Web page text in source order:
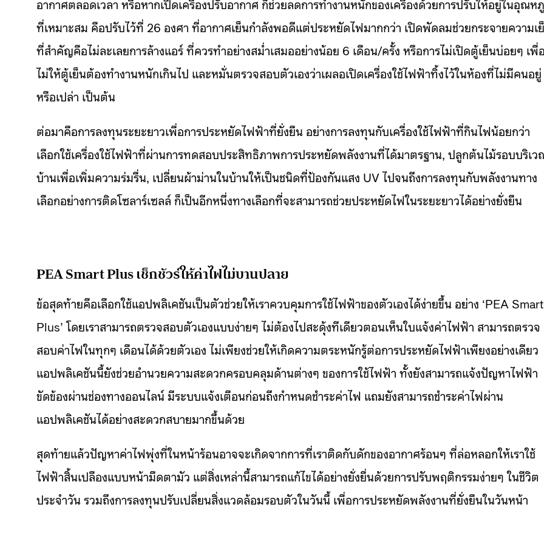
ที่เหมาะสม คือปรับไว้ที่ 26 องศา ที่อากาศเย็นกำลังพอดีแต่ประหยัดไฟมากกว่า เปิดพัดลมช่วยกระจายความเ
ที่สำคัญคือไม่ละเลยการล้างแอร์ ที่ควรทำอย่างสม่ำเสมออย่างน้อย 6 เดือน/ครั้ง หรือการไม่เปิดตู้เย็นบ่อยๆ เพื่อ
ไม่ให้ตู้เย็นต้องทำงานหนักเกินไป และหมั่นตรวจสอบตัวเองว่าเผลอเปิดเครื่องใช้ไฟฟ้าทิ้งไว้ในห้องที่ไม่มีคนอยู่
หรือเปล่า เป็นต้น
ต่อมาคือการลงทุนระยะยาวเพื่อการประหยัดไฟฟ้าที่ยั่งยืน อย่างการลงทุนกับเครื่องใช้ไฟฟ้าที่กินไฟน้อยกว่า
เลือกใช้เครื่องใช้ไฟฟ้าที่ผ่านการทดสอบประสิทธิภาพการประหยัดพลังงานที่ได้มาตรฐาน, ปลูกต้นไม้รอบบริเ
บ้านเพื่อเพิ่มความร่มรื่น, เปลี่ยนผ้าม่านในบ้านให้เป็นชนิดที่ป้องกันแสง UV ไปจนถึงการลงทุนกับพลังงานทาง
เลือกอย่างการติดโซลาร์เซลล์ ก็เป็นอีกหนึ่งทางเลือกที่จะสามารถช่วยประหยัดไฟในระยะยาวได้อย่างยั่งยืน
PEA Smart Plus เช็กชัวร์ให้ค่าไฟไม่บานปลาย
ข้อสุดท้ายคือเลือกใช้แอปพลิเคชันเป็นตัวช่วยให้เราควบคุมการใช้ไฟฟ้าของตัวเองได้ง่ายขึ้น อย่าง ‘PEA Smart
Plus’ โดยเราสามารถตรวจสอบตัวเองแบบง่ายๆ ไม่ต้องไปสะดุ้งทีเดียวตอนเห็นใบแจ้งค่าไฟฟ้า สามารถตรวจ
สอบค่าไฟในทุกๆ เดือนได้ด้วยตัวเอง ไม่เพียงช่วยให้เกิดความตระหนักรู้ต่อการประหยัดไฟฟ้าเพียงอย่างเดียว
แอปพลิเคชันนี้ยังช่วยอำนวยความสะดวกครอบคลุมด้านต่างๆ ของการใช้ไฟฟ้า ทั้งยังสามารถแจ้งปัญหาไฟฟ้า
ขัดข้องผ่านช่องทางออนไลน์ มีระบบแจ้งเตือนก่อนถึงกำหนดชำระค่าไฟ แถมยังสามารถชำระค่าไฟผ่าน
แอปพลิเคชันได้อย่างสะดวกสบายมากขึ้นด้วย
สุดท้ายแล้วปัญหาค่าไฟพุ่งที่ในหน้าร้อนอาจจะเกิดจากการที่เราติดกับดักของอากาศร้อนๆ ที่ล่อหลอกให้เราใช้
ไฟฟ้าสิ้นเปลืองแบบหน้ามืดตามัว แต่สิ่งเหล่านี้สามารถแก้ไขได้อย่างยั่งยื่นด้วยการปรับพฤติกรรมง่ายๆ ในชีวิต
ประจำวัน รวมถึงการลงทุนปรับเปลี่ยนสิ่งแวดล้อมรอบตัวในวันนี้ เพื่อการประหยัดพลังงานที่ยั่งยืนในวันหน้า